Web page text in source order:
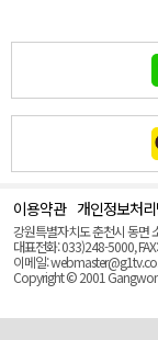
이용약관 개인정보처
강원특별자치도 춘천시 동면
대표전화: 033)248-5000,
이메일:
Copyright © 2001 Gangwon